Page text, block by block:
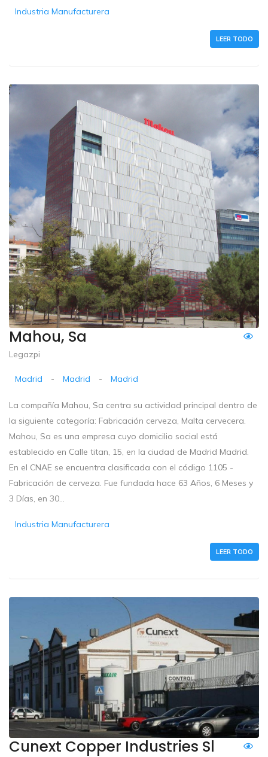
Industria Manufacturera
LEER TODO
Mahou, Sa
Legazpi
Madrid - Madrid - Madrid
La compañía Mahou, Sa centra su actividad principal dentro de
la siguiente categoría: Fabricación cerveza, Malta cervecera.
Mahou, Sa es una empresa cuyo domicilio social está
establecido en Calle titan, 15, en la ciudad de Madrid Madrid.
En el CNAE se encuentra clasificada con el código 1105 -
Fabricación de cerveza. Fue fundada hace 63 Años, 6 Meses y
3 Días, en 30...
Industria Manufacturera
LEER TODO
Cunext Copper Industries Sl